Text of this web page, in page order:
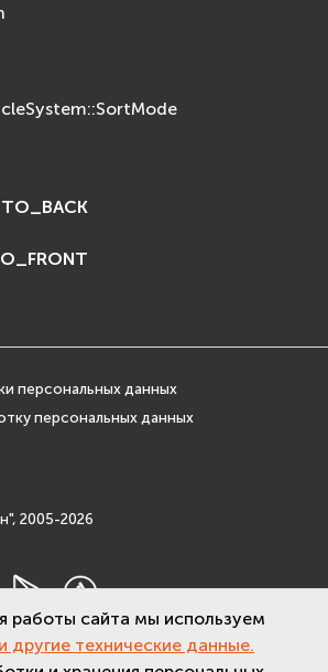
(File System)
персональных данных
персональных данных
2005-2026
работы сайта мы используем
другие технические данные.